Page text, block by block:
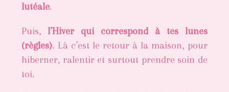
lutéale.
Puis,l’Hiver qui correspond à tes lunes
(règles). Là c’est le retour à la maison, pour
hiberner, ralentir et surtout prendre soin de
toi.